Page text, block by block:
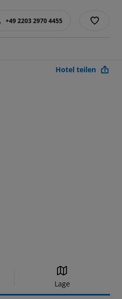
+49 2203 2970 4455
Hotel teilen
Lage